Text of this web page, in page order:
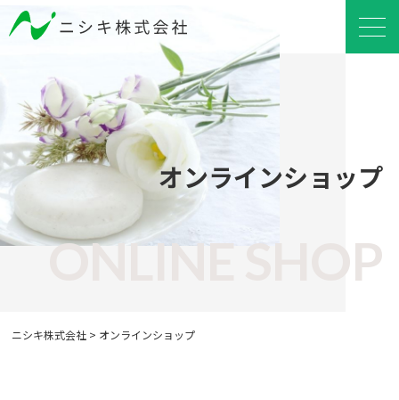
オンラインショップ
ONLINE SHOP
ニシキ株式会社 > オンラインショップ